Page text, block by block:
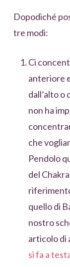
Dopodiché
tre modi:
Ci
anteriore
dall’alto o
non ha
che
Pendolo
del
quello di
nostro
articolo di
si fa a